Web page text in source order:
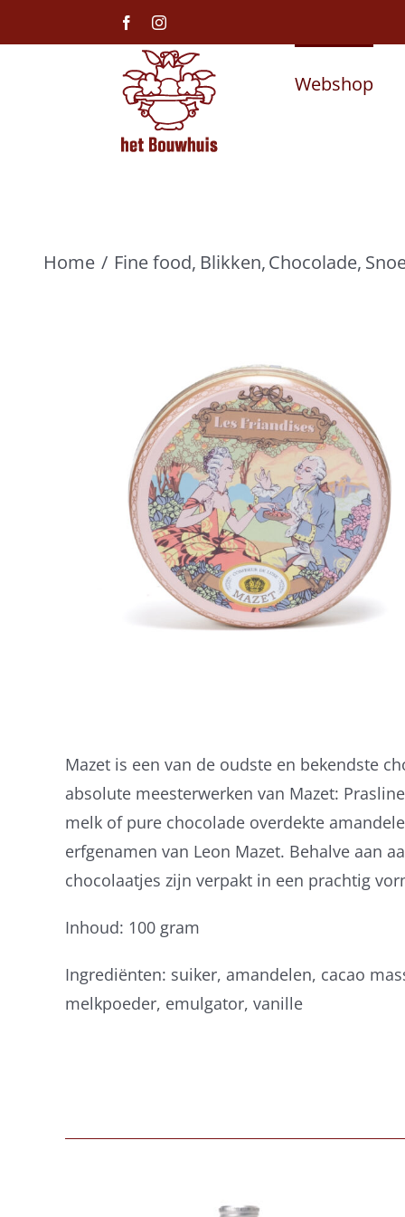
naar
FacebookInstagram
Webshop
Home Fine food Blikken Chocolade
Mazet is een van de oudste en bekendste
absolute meesterwerken van Mazet:
melk of pure chocolade overdekte
erfgenamen van Leon Mazet. Behalve aan
chocolaatjes zijn verpakt in een prachtig
Inhoud: 100 gram
Ingrediënten: suiker, amandelen, cacao
melkpoeder, emulgator, vanille